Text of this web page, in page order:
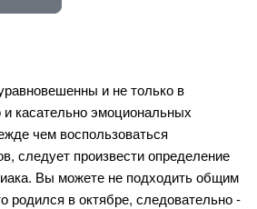
и не только в
касательно эмоциональных
чем воспользоваться
следует произвести определение
Вы можете не подходить общим
родился в октябре, следовательно -